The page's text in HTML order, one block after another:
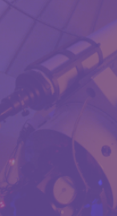
天文館
博物天地
比賽/專題計劃
聯絡我們
SEARCH